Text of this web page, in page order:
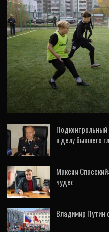
Футбол в
екатеринбуржцы
Подконтрольный
к делу бывшего
Максим
чудес
Владимир Путин